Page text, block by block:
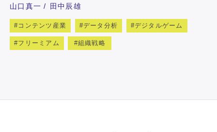
山口真一 田中辰雄
コンテンツ産業 データ分析 デジタルゲーム
フリーミアム 組織戦略